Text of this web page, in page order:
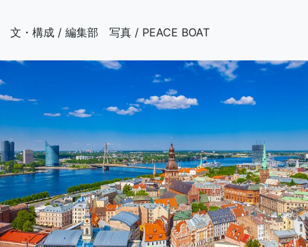
文・構成 / 編集部 写真 / PEACE BOAT